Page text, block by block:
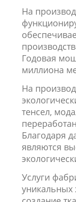
На
Годовая
миллиона
На
тенсел,
Благодаря
являются
Услуги
уникальных